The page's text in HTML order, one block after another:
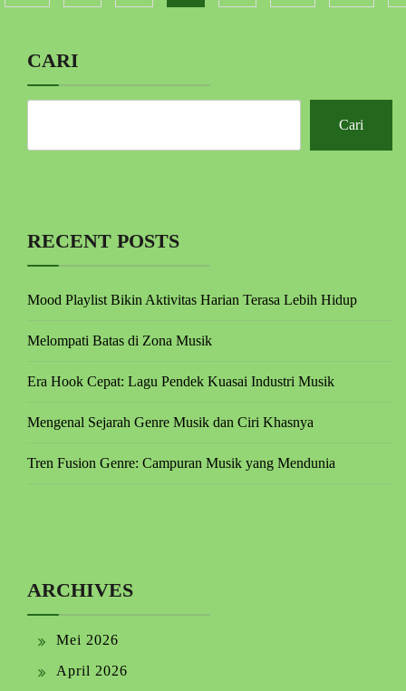
CARI
Cari
RECENT POSTS
Mood Playlist Bikin Aktivitas Harian Terasa Lebih Hidup
Melompati Batas di Zona Musik
Era Hook Cepat: Lagu Pendek Kuasai Industri Musik
Mengenal Sejarah Genre Musik dan Ciri Khasnya
Tren Fusion Genre: Campuran Musik yang Mendunia
ARCHIVES
Mei 2026
April 2026